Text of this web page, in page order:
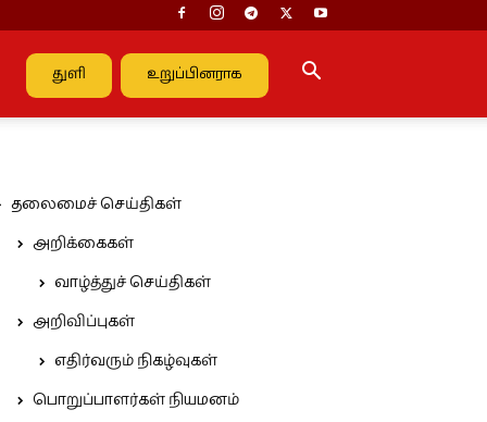
துளி உறுப்பினராக
தலைமைச் செய்திகள்
அறிக்கைகள்
வாழ்த்துச் செய்திகள்
அறிவிப்புகள்
எதிர்வரும் நிகழ்வுகள்
பொறுப்பாளர்கள் நியமனம்